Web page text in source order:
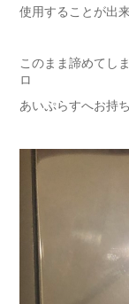
使用することが出
このまま諦めてし
ロ
あいぷらすへお持